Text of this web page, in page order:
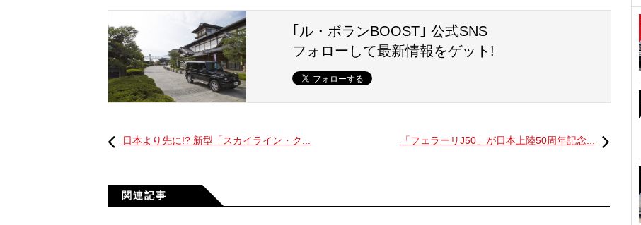
道｣だ。太古の昔から海上交通が盛んだった瀬戸内海は、まさに「海道」そのもの。そんな当時の
面影を強く残す島々を、クルマでひとっ飛びしてみよう。
キャッチフレーズではなく、そこはまさに｢海道｣だった
｢ル・ボランBOOST｣ 公式SNS
フォローして最新情報をゲット!
日本より先に!? 新型「スカイライン・ク... 「フェラーリJ50」が日本上陸50周年記念...
関連記事